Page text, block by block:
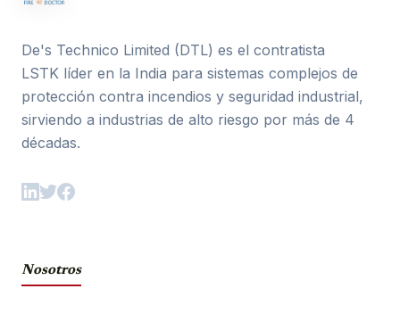
De's Technico Limited (DTL) es el contratista
LSTK líder en la India para sistemas complejos de
protección contra incendios y seguridad industrial,
sirviendo a industrias de alto riesgo por más de 4
décadas.
Nosotros